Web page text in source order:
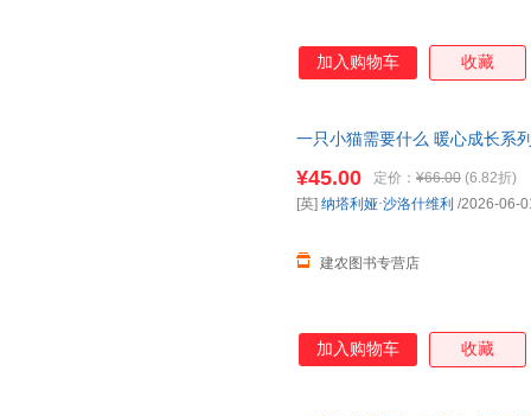
加入购物车 收藏
一只小猫需要什么 暖心成长系
¥45.00 定价： ¥66.00 (6.82折)
建农图书专营店
[英] 纳塔利娅·沙洛什维利 /2026-06-
加入购物车 收藏